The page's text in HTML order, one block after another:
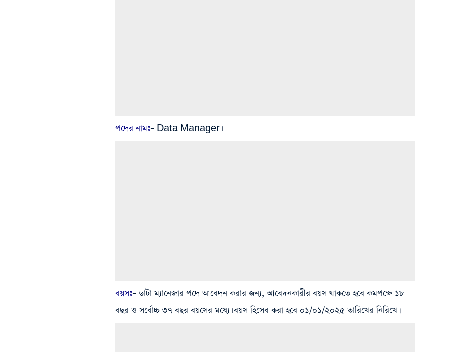
পদের নামঃ– Data Manager।
বয়সঃ– ডাটা ম্যানেজার পদে আবেদন করার জন্য, আবেদনকারীর বয়স থাকতে হবে কমপক্ষে ১৮
বছর ও সর্বোচ্চ ৩৭ বছর বয়সের মধ্যে। বয়স হিসেব করা হবে ০১/০১/২০২৫ তারিখের নিরিখে।